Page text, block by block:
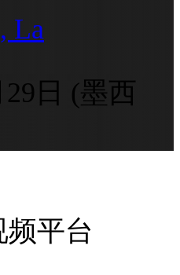
29日 (墨西
频平台